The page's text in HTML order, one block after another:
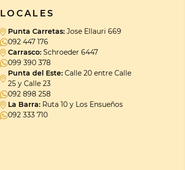
LOCALES
Punta Carretas: Jose Ellauri 669
092 447 176
Carrasco: Schroeder 6447
099 390 378
Punta del Este: Calle 20 entre Calle
25 y Calle 23
092 898 258
La Barra: Ruta 10 y Los Ensueños
092 333 710